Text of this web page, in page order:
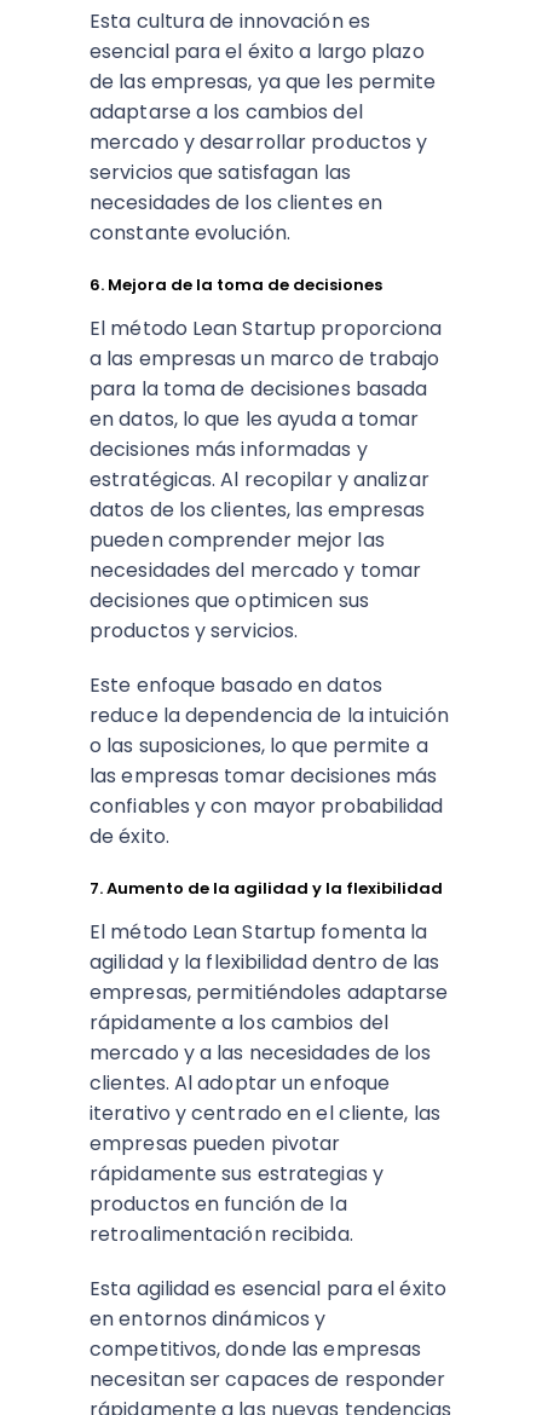
Esta cultura de innovación es
esencial para el éxito a largo plazo
de las empresas, ya que les permite
adaptarse a los cambios del
mercado y desarrollar productos y
servicios que satisfagan las
necesidades de los clientes en
constante evolución.
6. Mejora de la toma de decisiones
El método Lean Startup proporciona
a las empresas un marco de trabajo
para la toma de decisiones basada
en datos, lo que les ayuda a tomar
decisiones más informadas y
estratégicas. Al recopilar y analizar
datos de los clientes, las empresas
pueden comprender mejor las
necesidades del mercado y tomar
decisiones que optimicen sus
productos y servicios.
Este enfoque basado en datos
reduce la dependencia de la intuición
o las suposiciones, lo que permite a
las empresas tomar decisiones más
confiables y con mayor probabilidad
de éxito.
7. Aumento de la agilidad y la flexibilidad
El método Lean Startup fomenta la
agilidad y la flexibilidad dentro de las
empresas, permitiéndoles adaptarse
rápidamente a los cambios del
mercado y a las necesidades de los
clientes. Al adoptar un enfoque
iterativo y centrado en el cliente, las
empresas pueden pivotar
rápidamente sus estrategias y
productos en función de la
retroalimentación recibida.
Esta agilidad es esencial para el éxito
en entornos dinámicos y
competitivos, donde las empresas
necesitan ser capaces de responder